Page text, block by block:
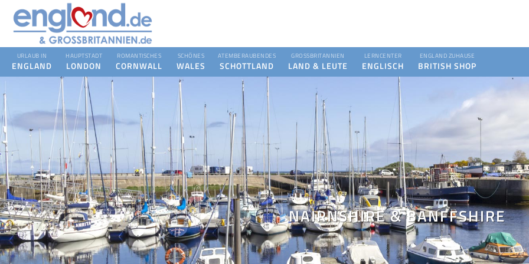
URLAUB IN
ENGLAND
HAUPTSTADT
LONDON
ROMANTISCHES
CORNWALL
SCHÖNES
WALES
ATEMBERAUBENDES
SCHOTTLAND
GROSSBRITANNIEN
LAND & LEUTE
LERNCENTER
ENGLISCH
ENGLAND ZUHAUSE
BRITISH SHOP
NAIRNSHIRE & BANFFSHIRE